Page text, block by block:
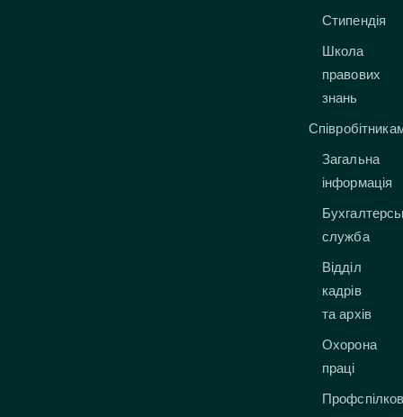
Стипендія
Школа
правових
знань
Загальна
інформація
служба
Відділ
кадрів
та архів
Охорона
праці